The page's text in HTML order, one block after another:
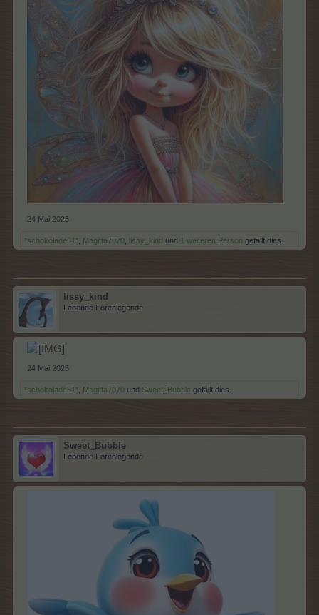
24 Mai 2025
*schokolade61* Magitta7070 lissy_kind und 1 weiteren Person gefällt dies.
lissy_kind
Lebende Forenlegende
24 Mai 2025
*schokolade61* Magitta7070 und Sweet_Bubble gefällt dies.
Sweet_Bubble
Lebende Forenlegende